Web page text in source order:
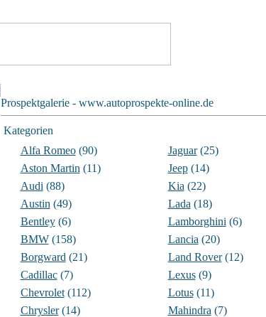
Prospektgalerie - www.autoprospekte-online.de
Kategorien
Alfa Romeo(90)
Aston Martin (11)
Audi (88)
Austin (49)
Bentley(6)
BMW(158)
Borgward (21)
Cadillac(7)
Chevrolet(112)
Chrysler(14)
Jaguar(25)
Jeep(14)
Kia (22)
Lada (18)
Lamborghini (6)
Lancia (20)
Land Rover(12)
Lexus(9)
Lotus(11)
Mahindra (7)